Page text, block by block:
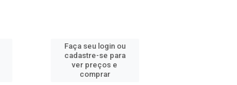
Faça seu login ou
cadastre-se para
ver preços e
comprar